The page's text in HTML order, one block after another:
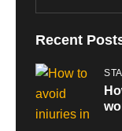
Recent